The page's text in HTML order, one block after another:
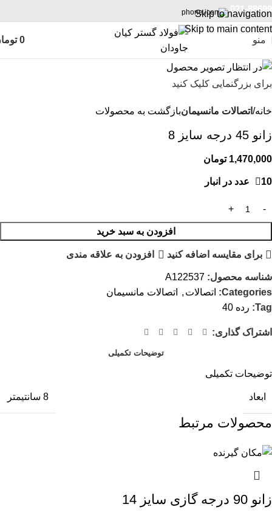
Skip to navigation
Skip to main content
021-88699
منو 0
برای بزرگنمایی کلیک کنید
خانه اتصالات مانسیمانبازگشت به محصولات
زانو 45 درجه سایز 8
1,470,000 تومان
10 عدد در انبار
افزودن به سبد خرید
برای مقایسه اضافه کنید افزودن به علاقه مندی
شناسه محصول: A122537
Categories:
اتصالات ,
اتصالات مانسیمان
Tag: رده 40
اشتراک گذاری:
توضیحات تکمیلی
توضیحات تکمیلی
ابعاد 8 سانتیمتر
محصولات مرتبط
زانو 90 درجه گازی سایز 14